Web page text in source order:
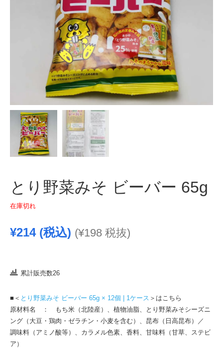
とり野菜みそ ビーバー 65g
在庫切れ
¥214(税込) (¥198 税抜)
累計販売数26
■＜ とり野菜みそ ビーバー 65g × 12個 | 1ケース ＞はこちら
原材料名 ： もち米（北陸産）、植物油脂、とり野菜みそシーズニ
ング（大豆・鶏肉・ゼラチン・小麦を含む）、昆布（日高昆布）／
調味料（アミノ酸等）、カラメル色素、香料、甘味料（甘草、ステビ
ア）